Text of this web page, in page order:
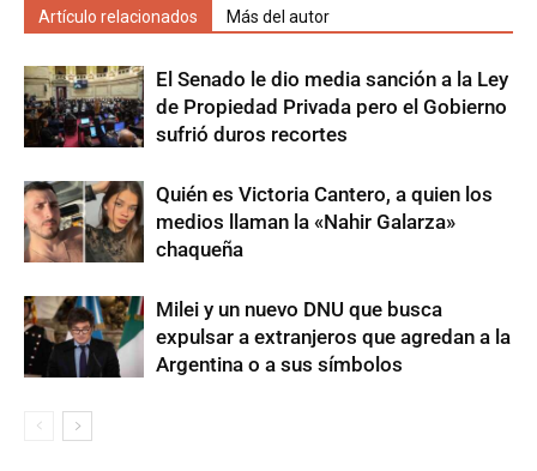
Artículo relacionados Más del autor
El Senado le dio media sanción a la Ley
de Propiedad Privada pero el Gobierno
sufrió duros recortes
Quién es Victoria Cantero, a quien los
medios llaman la «Nahir Galarza»
chaqueña
Milei y un nuevo DNU que busca
expulsar a extranjeros que agredan a la
Argentina o a sus símbolos